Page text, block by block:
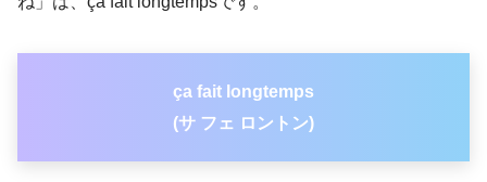
ça fait longtemps
(サ フェ ロントン)